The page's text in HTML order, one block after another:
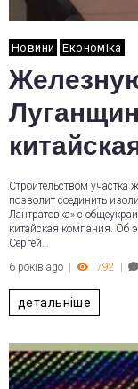
Новини Економіка
Строительством участка
позволит соединить
Лантратовка» с
китайская компания. Об
Сергей…
6 років ago
792
детальніше